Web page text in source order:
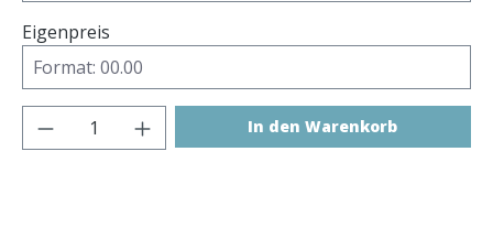
Eigenpreis
Produkt Anzahl: Gib den gewünschten
In den Warenkorb